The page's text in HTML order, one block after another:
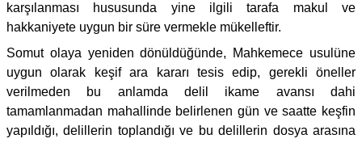
karşılanması hususunda yine ilgili tarafa makul ve
hakkaniyete uygun bir süre vermekle mükelleftir.
Somut olaya yeniden dönüldüğünde, Mahkemece usulüne
uygun olarak keşif ara kararı tesis edip, gerekli öneller
verilmeden bu anlamda delil ikame avansı dahi
tamamlanmadan mahallinde belirlenen gün ve saatte keşfin
yapıldığı, delillerin toplandığı ve bu delillerin dosya arasına